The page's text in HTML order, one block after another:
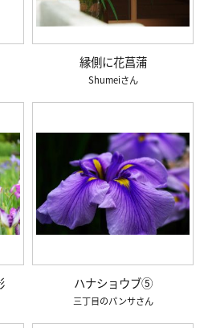
縁側に花菖蒲
Shumei
ハナショウブ⑤
三丁目のパンサ